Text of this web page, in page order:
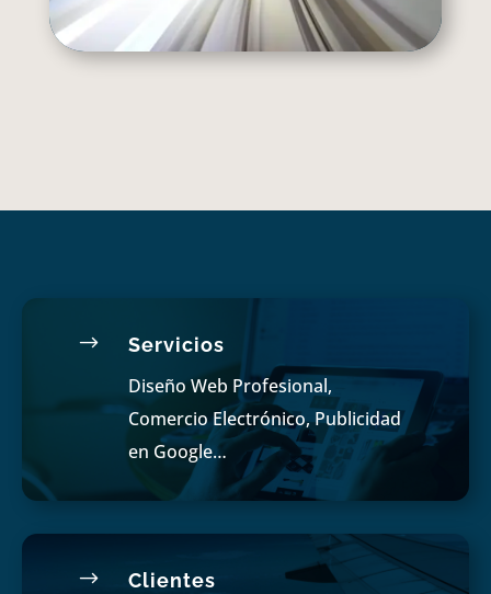
$ Servicios
Diseño Web Profesional,
Comercio Electrónico, Publicidad
en Google…
$ Clientes